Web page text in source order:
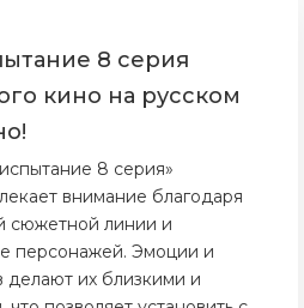
8 серия
кино на русском
8 серия»
внимание благодаря
сюжетной линии и
персонажей. Эмоции и
делают их близкими и